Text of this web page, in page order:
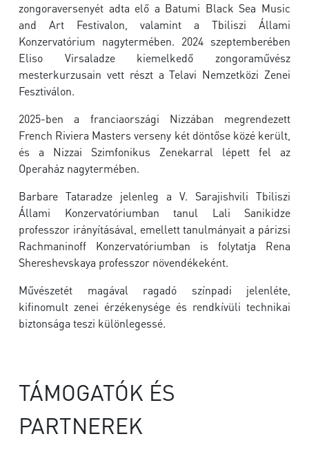
zongoraversenyét adta elő a Batumi Black Sea Music
and Art Festivalon, valamint a Tbiliszi Állami
Konzervatórium nagytermében. 2024 szeptemberében
Eliso Virsaladze kiemelkedő zongoraművész
mesterkurzusain vett részt a Telavi Nemzetközi Zenei
Fesztiválon.
2025-ben a franciaországi Nizzában megrendezett
French Riviera Masters verseny két döntőse közé került,
és a Nizzai Szimfonikus Zenekarral lépett fel az
Operaház nagytermében.
Barbare Tataradze jelenleg a V. Sarajishvili Tbiliszi
Állami Konzervatóriumban tanul Lali Sanikidze
professzor irányításával, emellett tanulmányait a párizsi
Rachmaninoff Konzervatóriumban is folytatja Rena
Shereshevskaya professzor növendékeként.
Művészetét magával ragadó színpadi jelenléte,
kifinomult zenei érzékenysége és rendkívüli technikai
biztonsága teszi különlegessé.
TÁMOGATÓK ÉS
PARTNEREK